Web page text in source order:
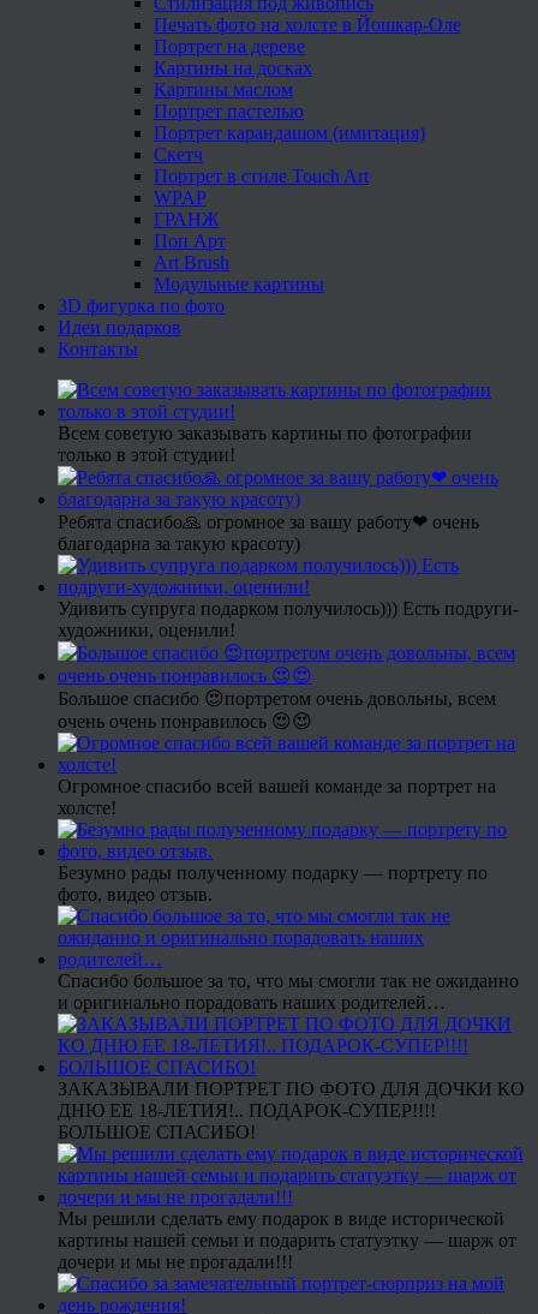
Печать фото на холсте в Йошкар-Оле
Портрет на дереве
Картины на досках
Картины маслом
Портрет пастелью
Портрет карандашом (имитация)
Скетч
Портрет в стиле Touch Art
WPAP
ГРАНЖ
Поп Арт
Art Brush
Модульные картины
3D фигурка по фото
Идеи подарков
Контакты
Всем советую заказывать картины по фотографии
только в этой студии!
Ребята спасибо🙏 огромное за вашу работу❤ очень
благодарна за такую красоту)
Удивить супруга подарком получилось))) Есть подруги-
художники, оценили!
Большое спасибо 😍портретом очень довольны, всем
очень очень понравилось 😍😍
Огромное спасибо всей вашей команде за портрет на
холсте!
Безумно рады полученному подарку — портрету по
фото, видео отзыв.
Спасибо большое за то, что мы смогли так не ожиданно
и оригинально порадовать наших родителей…
ЗАКАЗЫВАЛИ ПОРТРЕТ ПО ФОТО ДЛЯ ДОЧКИ КО
ДНЮ ЕЕ 18-ЛЕТИЯ!.. ПОДАРОК-СУПЕР!!!!
БОЛЬШОЕ СПАСИБО!
Мы решили сделать ему подарок в виде исторической
картины нашей семьи и подарить статуэтку — шарж от
дочери и мы не прогадали!!!